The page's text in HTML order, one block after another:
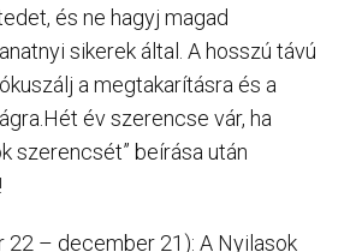
és ne hagyj magad
sikerek által. A hosszú távú
a megtakarításra és a
év szerencse vár, ha
szerencsét” beírása után
22 – december 21): A Nyilasok